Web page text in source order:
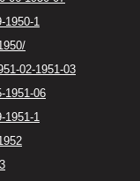
1950-1
02-1951-03
1951-06
1951-1